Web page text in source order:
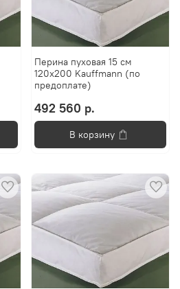
Перина пуховая 15 см
120x200 Kauffmann (по
предоплате)
492 560 р.
В корзину